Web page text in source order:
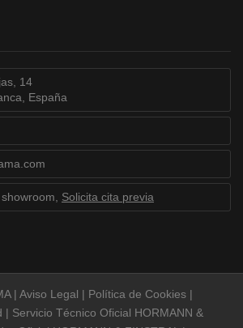
14
España
Solicita cita previa
| Aviso Legal | Política de Cookies |
| Servicio Técnico Oficial HORMANN &